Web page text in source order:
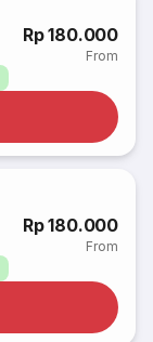
Rp 180.000
From
Rp 180.000
From